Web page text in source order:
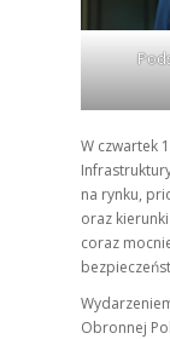
W czwartek
na rynku,
oraz
coraz
Obronnej